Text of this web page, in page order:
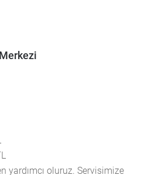
yardımcı oluruz. Servisimize